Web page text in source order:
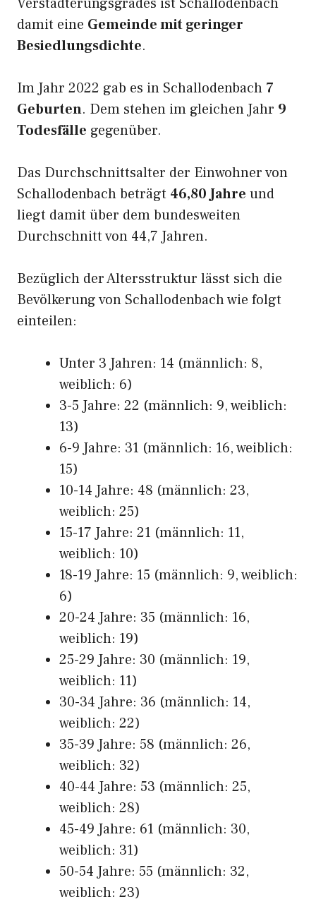
damit eine Gemeinde mit geringer
Besiedlungsdichte.
Im Jahr 2022 gab es in Schallodenbach 7
Geburten. Dem stehen im gleichen Jahr 9
Todesfälle gegenüber.
Das Durchschnittsalter der Einwohner von
Schallodenbach beträgt 46,80 Jahre und
liegt damit über dem bundesweiten
Durchschnitt von 44,7 Jahren.
Bezüglich der Altersstruktur lässt sich die
Bevölkerung von Schallodenbach wie folgt
einteilen:
Unter 3 Jahren: 14 (männlich: 8,
weiblich: 6)
3-5 Jahre: 22 (männlich: 9, weiblich:
13)
6-9 Jahre: 31 (männlich: 16, weiblich:
15)
10-14 Jahre: 48 (männlich: 23,
weiblich: 25)
15-17 Jahre: 21 (männlich: 11,
weiblich: 10)
18-19 Jahre: 15 (männlich: 9, weiblich:
6)
20-24 Jahre: 35 (männlich: 16,
weiblich: 19)
25-29 Jahre: 30 (männlich: 19,
weiblich: 11)
30-34 Jahre: 36 (männlich: 14,
weiblich: 22)
35-39 Jahre: 58 (männlich: 26,
weiblich: 32)
40-44 Jahre: 53 (männlich: 25,
weiblich: 28)
45-49 Jahre: 61 (männlich: 30,
weiblich: 31)
50-54 Jahre: 55 (männlich: 32,
weiblich: 23)